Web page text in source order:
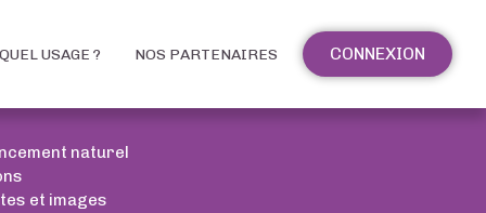
USAGE ? NOS PARTENAIRES CONNEXION
naturel
et images